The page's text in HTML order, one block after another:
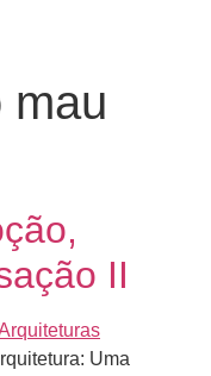
mau
II
Uma